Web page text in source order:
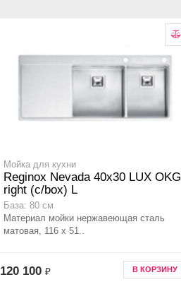
Мойка для кухни
Reginox Nevada 40x30 LUX OKG
right (c/box) L
База: 80 см
Материал мойки нержавеющая сталь
матовая, 116 x 51..
120 100 ₽ В КОРЗИНУ